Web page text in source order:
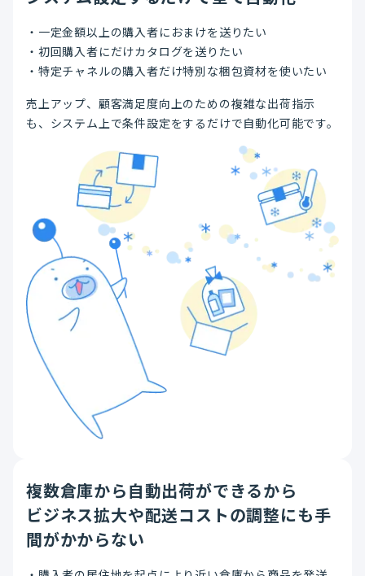
・一定金額以上の購入者におまけを送りたい
・初回購入者にだけカタログを送りたい
・特定チャネルの購入者だけ特別な梱包資材を使いたい
売上アップ、顧客満足度向上のための複雑な出荷指示
も、システム上で条件設定をするだけで自動化可能です。
複数倉庫から自動出荷ができるから
ビジネス拡大や配送コストの調整にも手
間がかからない